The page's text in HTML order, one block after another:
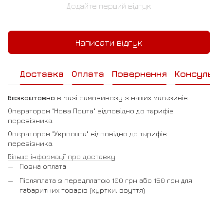
Додайте перший відгук
Написати відгук
Доставка Оплата Повернення
Безкоштовно в разі самовивозу з наших магазинів.
Оператором "Нова Пошта" відповідно до тарифів
перевізника.
Оператором "Укрпошта" відповідно до тарифів
перевізника.
Більше інформації про доставку
Повна оплата
Післяплата з передплатою 100 грн або 150 грн для
габаритних товарів (куртки, взуття)